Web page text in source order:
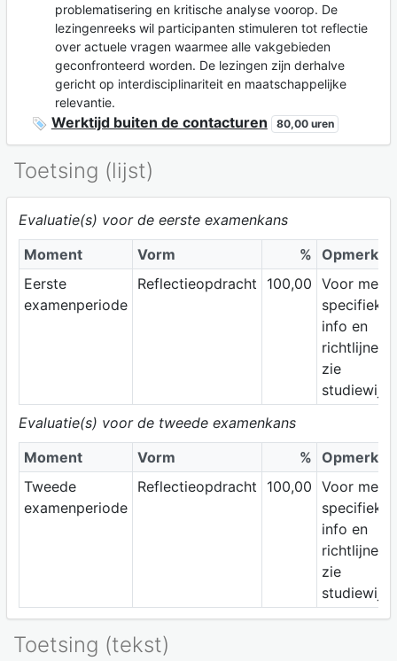
problematisering en kritische analyse voorop. De
lezingenreeks wil participanten stimuleren tot reflectie
over actuele vragen waarmee alle vakgebieden
geconfronteerd worden. De lezingen zijn derhalve
gericht op interdisciplinariteit en maatschappelijke
relevantie.
Werktijd buiten de contacturen 80,00 uren
Toetsing (lijst)
Evaluatie(s) voor de eerste examenkans
Moment
Vorm %
Eerste
examenperiode
Reflectieopdracht 100,00 Voor meer
specifieke
info en
richtlijnen
zie
Evaluatie(s) voor de tweede examenkans
Moment
Vorm %
Tweede
examenperiode
Reflectieopdracht 100,00 Voor meer
specifieke
info en
richtlijnen
zie
Toetsing (tekst)